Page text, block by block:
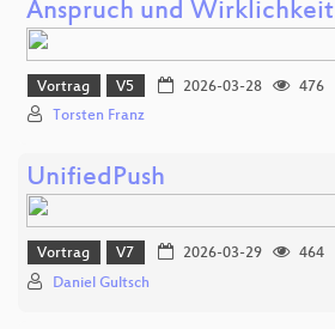
Anspruch und Wirklichkeit
Vortrag V5 2026-03-28
476
Torsten Franz
UnifiedPush
Vortrag V7 2026-03-29
464
Daniel Gultsch